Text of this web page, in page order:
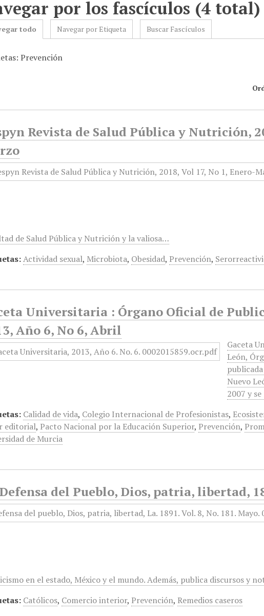
por los fascículos (4 total)
todo Navegar por Etiqueta Buscar Fascículos
Prevención
Revista de Salud Pública y Nutrición,
de Salud Pública y Nutrición y la valiosa…
Actividad sexual, Microbiota, Obesidad, Prevención,
Universitaria : Órgano Oficial de
Año 6, No 6, Abril
Gaceta
León,
Nuevo
2007 y
Calidad de vida, Colegio Internacional de Profesionistas,
editorial, Pacto Nacional por la Educación Superior, Prevención,
de Murcia
del Pueblo, Dios, patria, libertad,
en el estado, México y el mundo. Además, publica discursos y
Católicos, Comercio interior, Prevención, Remedios caseros